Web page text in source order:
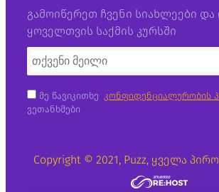
გამოიწერეთ ჩვენი სიახლეები და
ყოველთვის საქმის კურსში
მე წავიკითხე კონფიდენციალურობის
ვეთანხმები
Copyright © 2021, Puzz, ყველა